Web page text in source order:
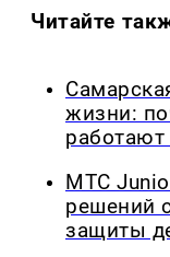
Читайте
жизни:
МТС
решений
защиты